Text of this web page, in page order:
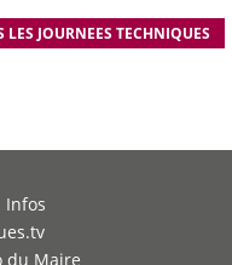
LES JOURNEES TECHNIQUES
Infos
du Maire